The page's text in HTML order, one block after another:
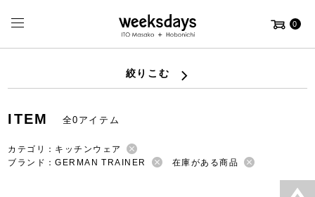
0
絞りこむ
ITEM 全0アイテム
カテゴリ：キッチンウェア
ブランド：GERMAN TRAINER
在庫がある商品